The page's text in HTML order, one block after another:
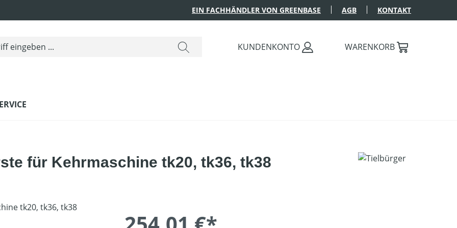
EIN FACHHÄNDLER VON GREENBASE AGB KONTAKT
KUNDENKONTO WARENKORB
für Kehrmaschine tk20, tk36, tk38